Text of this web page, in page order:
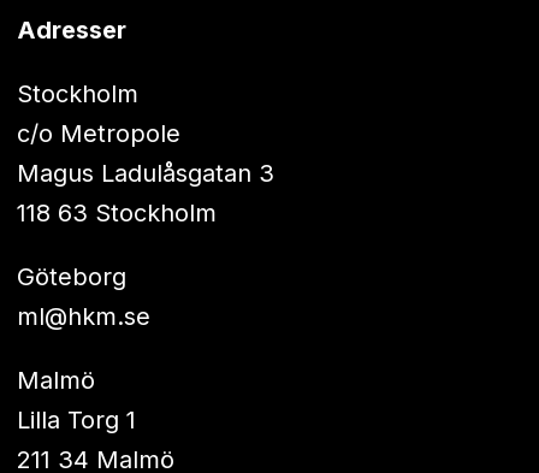
Adresser
Stockholm
c/o Metropole
Magus Ladulåsgatan 3
118 63 Stockholm
Göteborg
ml@hkm.se
Malmö
Lilla Torg 1
211 34 Malmö